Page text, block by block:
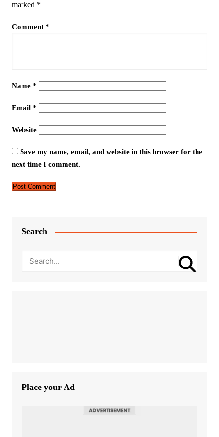
marked *
Comment *
Name *
Email *
Website
Save my name, email, and website in this browser for the
next time I comment.
Search
Place your Ad